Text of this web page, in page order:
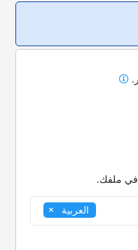
في ملفك.
العربية